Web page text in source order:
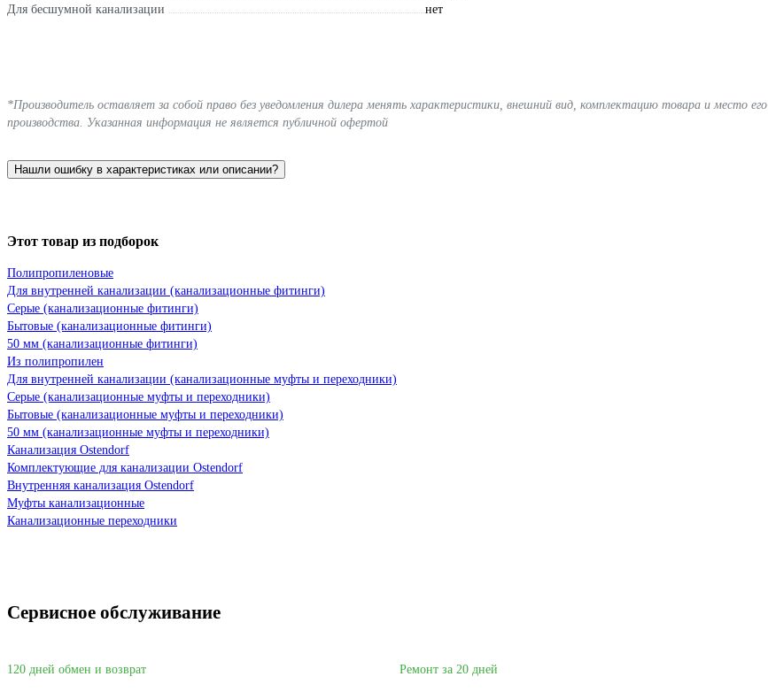
Для бесшумной канализации
нет
*Производитель оставляет за собой право без уведомления дилера менять характеристики, внешний вид, комплектацию товара и место его
производства. Указанная информация не является публичной офертой
Нашли ошибку в характеристиках или описании?
Этот товар из подборок
Полипропиленовые
Для внутренней канализации (канализационные фитинги)
Серые (канализационные фитинги)
Бытовые (канализационные фитинги)
50 мм (канализационные фитинги)
Из полипропилен
Для внутренней канализации (канализационные муфты и переходники)
Серые (канализационные муфты и переходники)
Бытовые (канализационные муфты и переходники)
50 мм (канализационные муфты и переходники)
Канализация Ostendorf
Комплектующие для канализации Ostendorf
Внутренняя канализация Ostendorf
Муфты канализационные
Канализационные переходники
Сервисное обслуживание
120 дней обмен и возврат Ремонт за 20 дней